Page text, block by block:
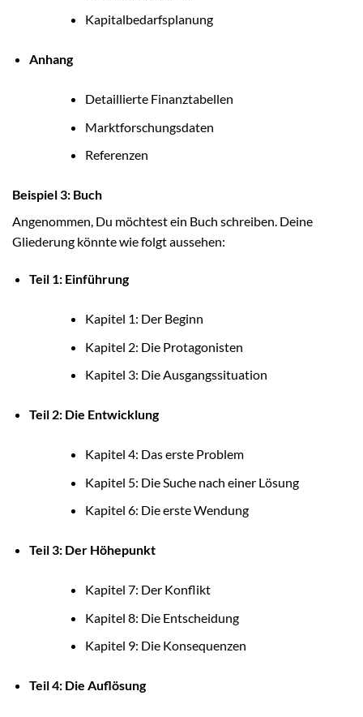
Kapitalbedarfsplanung
Anhang
Detaillierte Finanztabellen
Marktforschungsdaten
Referenzen
Beispiel 3: Buch
Angenommen, Du möchtest ein Buch schreiben. Deine
Gliederung könnte wie folgt aussehen:
Teil 1: Einführung
Kapitel 1: Der Beginn
Kapitel 2: Die Protagonisten
Kapitel 3: Die Ausgangssituation
Teil 2: Die Entwicklung
Kapitel 4: Das erste Problem
Kapitel 5: Die Suche nach einer Lösung
Kapitel 6: Die erste Wendung
Teil 3: Der Höhepunkt
Kapitel 7: Der Konflikt
Kapitel 8: Die Entscheidung
Kapitel 9: Die Konsequenzen
Teil 4: Die Auflösung